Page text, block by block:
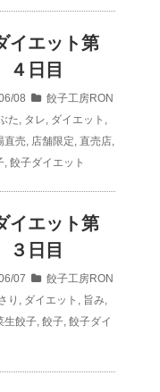
イエット第
日目
08
餃子工房RON
た タレ ダイエット
直売 店舗限定 直売店
餃子ダイエット
イエット第
日目
07
餃子工房RON
り
ダイエット 旨み
生餃子 餃子 餃子ダイ